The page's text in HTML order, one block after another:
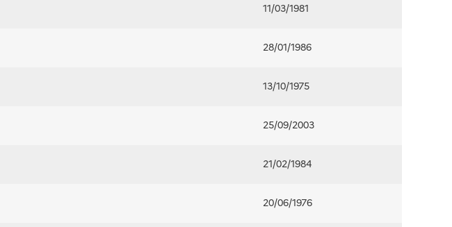
11/03/1981
28/01/1986
13/10/1975
25/09/2003
21/02/1984
20/06/1976